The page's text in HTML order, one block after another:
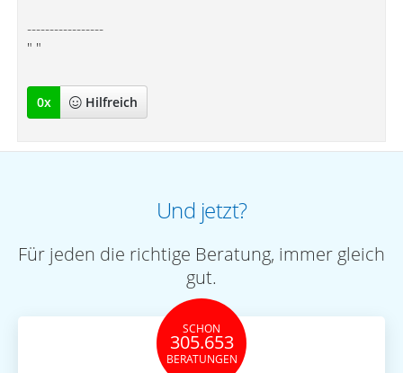
-----------------
" "
0x Hilfreich
Und jetzt?
Für jeden die richtige Beratung, immer gleich
gut.
SCHON
305.653
BERATUNGEN